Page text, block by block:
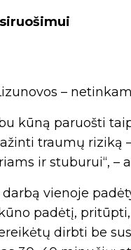
–
kūną paruošti
traumų riziką
ir stuburui“, –
vienoje
padėtį,
dirbti be